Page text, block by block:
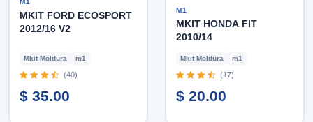
M1
MKIT FORD ECOSPORT
2012/16 V2
Mkit Moldura m1
(40)
$ 35.00
M1
MKIT HONDA FIT
2010/14
Mkit Moldura m1
(17)
$ 20.00